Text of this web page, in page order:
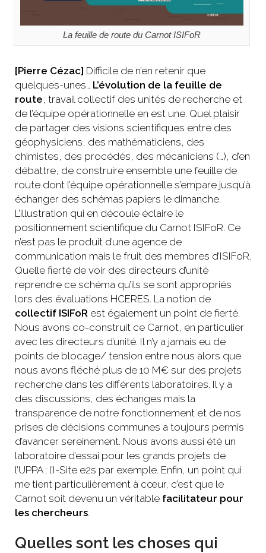
La feuille de route du Carnot ISIFoR
[Pierre Cézac] Difficile de n’en retenir que
quelques-unes… L’évolution de la feuille de
route, travail collectif des unités de recherche et
de l’équipe opérationnelle en est une. Quel plaisir
de partager des visions scientifiques entre des
géophysiciens, des mathématiciens, des
chimistes, des procédés, des mécaniciens (…), d’en
débattre, de construire ensemble une feuille de
route dont l’équipe opérationnelle s’empare jusqu’à
échanger des schémas papiers le dimanche.
L’illustration qui en découle éclaire le
positionnement scientifique du Carnot ISIFoR. Ce
n’est pas le produit d’une agence de
communication mais le fruit des membres d’ISIFoR.
Quelle fierté de voir des directeurs d’unité
reprendre ce schéma qu’ils se sont appropriés
lors des évaluations HCERES. La notion de
collectif ISIFoR est également un point de fierté.
Nous avons co-construit ce Carnot, en particulier
avec les directeurs d’unité. Il n’y a jamais eu de
points de blocage/ tension entre nous alors que
nous avons fléché plus de 10 M€ sur des projets
recherche dans les différents laboratoires. Il y a
des discussions, des échanges mais la
transparence de notre fonctionnement et de nos
prises de décisions communes a toujours permis
d’avancer sereinement. Nous avons aussi été un
laboratoire d’essai pour les grands projets de
l’UPPA ; l’I-Site e2s par exemple. Enfin, un point qui
me tient particulièrement à cœur, c’est que le
Carnot soit devenu un véritable facilitateur pour
les chercheurs.
Quelles sont les choses qui